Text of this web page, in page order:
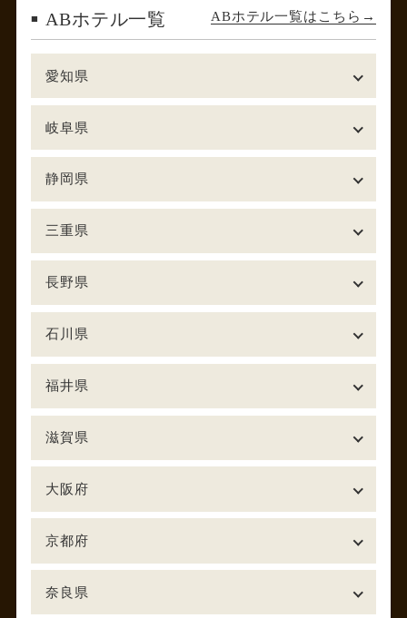
ABホテル一覧 ABホテル一覧はこちら
愛知県
岐阜県
静岡県
三重県
長野県
石川県
福井県
滋賀県
大阪府
京都府
奈良県